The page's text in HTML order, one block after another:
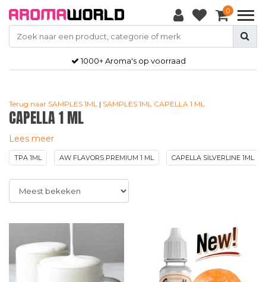
0
Gratisverzendkosten vanaf €50,-
Terug naar SAMPLES 1ML | SAMPLES 1ML CAPELLA 1 ML
CAPELLA 1 ML
Lees meer
TPA 1ML AW FLAVORS PREMIUM 1 ML CAPELLA SILVERLINE 1ML